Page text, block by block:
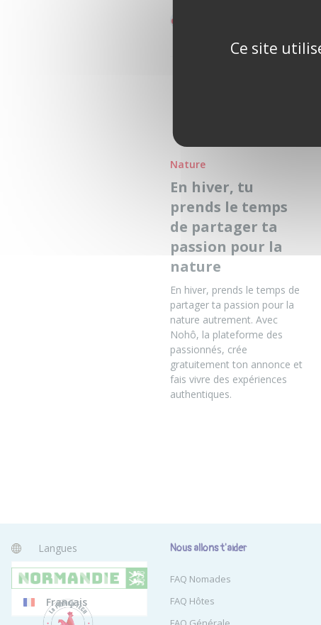
Nature
En hiver, tu
prends le temps
de partager ta
passion pour la
nature
En hiver, prends le temps de
partager ta passion pour la
nature autrement. Avec
Nohô, la plateforme des
passionnés, crée
gratuitement ton annonce et
fais vivre des expériences
authentiques.
Langues
Anglais
Français
Nous allons t'aider
FAQ Nomades
FAQ Hôtes
Ce site